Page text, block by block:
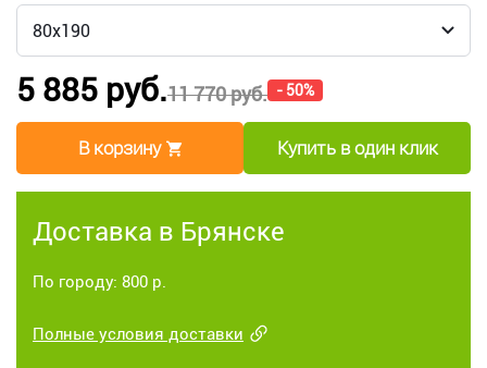
11 770 руб. - 50%
5 885 руб.
В корзину Купить в один клик
Доставка в Брянске
По городу: 800 р.
Полные условия доставки